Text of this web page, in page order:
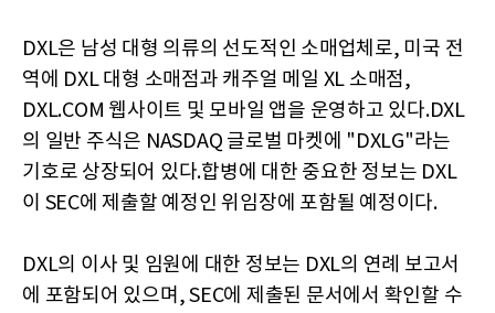
DXL은 남성 대형 의류의 선도적인 소매업체로, 미국 전
역에 DXL 대형 소매점과 캐주얼 메일 XL 소매점,
DXL.COM 웹사이트 및 모바일 앱을 운영하고 있다.DXL
의 일반 주식은 NASDAQ 글로벌 마켓에 "DXLG"라는
기호로 상장되어 있다.합병에 대한 중요한 정보는 DXL
이 SEC에 제출할 예정인 위임장에 포함될 예정이다.
DXL의 이사 및 임원에 대한 정보는 DXL의 연례 보고서
에 포함되어 있으며, SEC에 제출된 문서에서 확인할 수